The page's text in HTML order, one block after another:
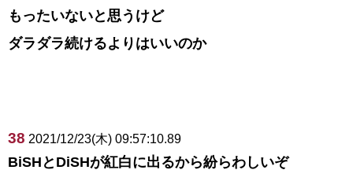
もったいないと思うけど
ダラダラ続けるよりはいいのか
38 2021/12/23(木) 09:57:10.89
BiSHとDiSHが紅白に出るから紛らわしいぞ